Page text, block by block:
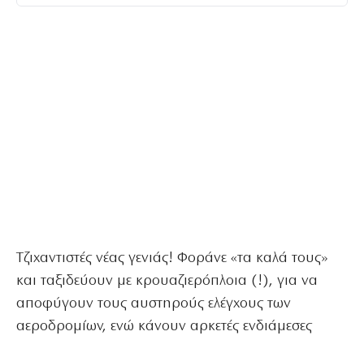
Τζιχαντιστές νέας γενιάς! Φοράνε «τα καλά τους»
και ταξιδεύουν με κρουαζιερόπλοια (!), για να
αποφύγουν τους αυστηρούς ελέγχους των
αεροδρομίων, ενώ κάνουν αρκετές ενδιάμεσες